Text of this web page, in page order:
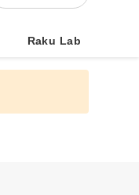
Raku Lab